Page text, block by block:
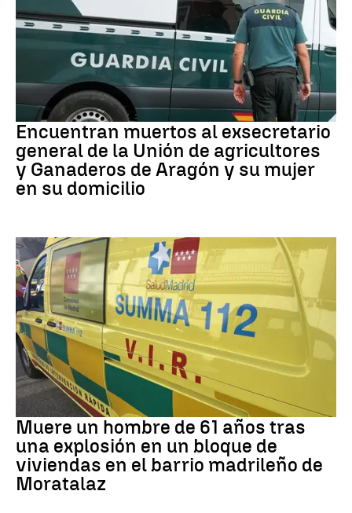
Muertes
Encuentran muertos al exsecretario
general de la Unión de agricultores
y Ganaderos de Aragón y su mujer
en su domicilio
Muere un hombre de 61 años tras
una explosión en un bloque de
viviendas en el barrio madrileño de
Moratalaz